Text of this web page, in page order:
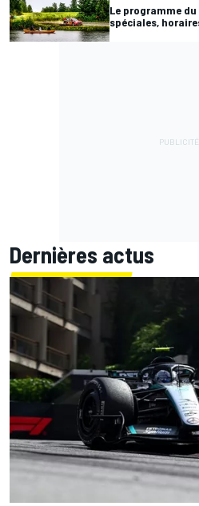
Le programme
spéciales,
Dernières actus